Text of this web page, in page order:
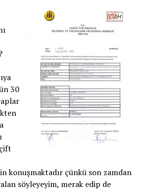
30
konuşmaktadır çünkü son zamdan
söyleyeyim, merak edip de